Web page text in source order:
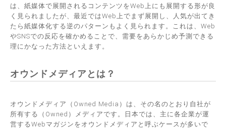
は、紙媒体で展開されるコンテンツをWeb上にも展開する形が良
く見られましたが、最近ではWeb上でまず展開し、人気が出てき
たら紙媒体化する逆のパターンもよく見られます。これは、Web
やSNSでの反応を確かめることで、需要をあらかじめ予測できる
理にかなった方法といえます。
オウンドメディアとは？
オウンドメディア（Owned Media）は、その名のとおり自社が
所有する（Owned）メディアです。日本では、主に各企業が運
営するWebマガジンをオウンドメディアと呼ぶケースが多いで